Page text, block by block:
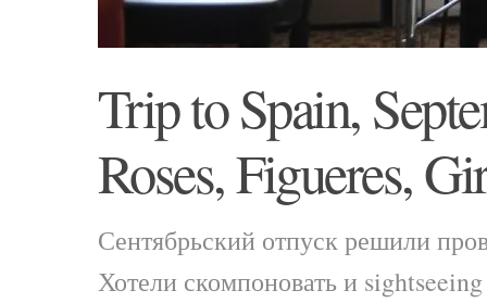
Trip to Spain,
Roses, Figueres,
Сентябрьский отпуск решили
Хотели скомпоновать и